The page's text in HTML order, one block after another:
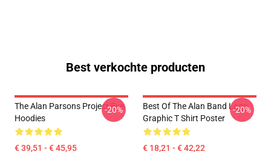
Best verkochte producten
The Alan Parsons Project Eye
Hoodies
€ 39,51 - € 45,95
-20%
Best Of The Alan Band Logo
Graphic T Shirt Poster
€ 18,21 - € 42,22
-20%